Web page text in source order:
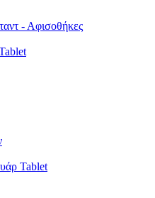
- Αφισοθήκες
Tablet